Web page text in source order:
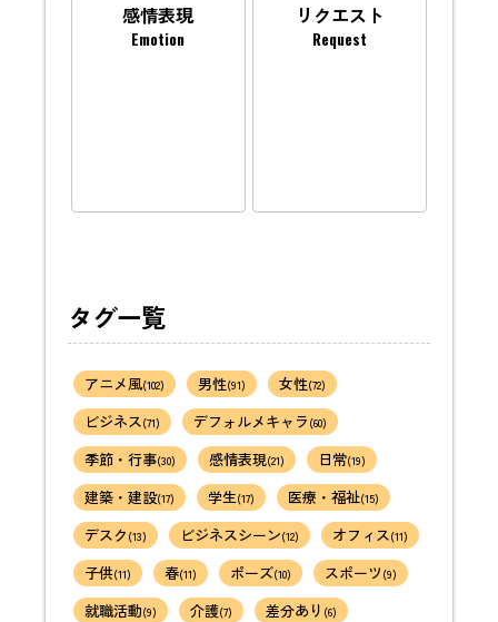
感情表現
Emotion
リクエスト
Request
タグ一覧
アニメ風(102) 男性(91) 女性(72)
ビジネス(71) デフォルメキャラ (60)
季節・行事(30) 感情表現(21) 日常(19)
建築・建設(17) 学生(17) 医療・福祉(15)
デスク (13) ビジネスシーン(12) オフィス(11)
子供(11) 春(11) ポーズ(10) スポーツ (9)
就職活動(9) 介護(7) 差分あり (6)